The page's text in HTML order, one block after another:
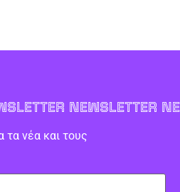
NEWSLETTER
τα νέα και τους